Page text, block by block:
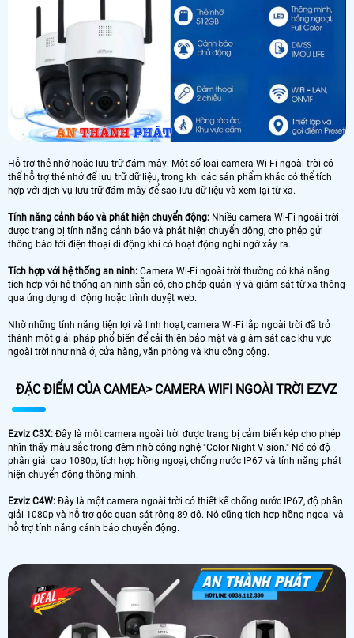
Hỗ trợ thẻ nhớ hoặc lưu trữ đám mây: Một số loại camera Wi-Fi ngoài trời có
thể hỗ trợ thẻ nhớ để lưu trữ dữ liệu, trong khi các sản phẩm khác có thể tích
hợp với dịch vụ lưu trữ đám mây để sao lưu dữ liệu và xem lại từ xa.
Tính năng cảnh báo và phát hiện chuyển động: Nhiều camera Wi-Fi ngoài trời
được trang bị tính năng cảnh báo và phát hiện chuyển động, cho phép gửi
thông báo tới điện thoại di động khi có hoạt động nghi ngờ xảy ra.
Tích hợp với hệ thống an ninh: Camera Wi-Fi ngoài trời thường có khả năng
tích hợp với hệ thống an ninh sẵn có, cho phép quản lý và giám sát từ xa thông
qua ứng dụng di động hoặc trình duyệt web.
Nhờ những tính năng tiện lợi và linh hoạt, camera Wi-Fi lắp ngoài trời đã trở
thành một giải pháp phổ biến để cải thiện bảo mật và giám sát các khu vực
ngoài trời như nhà ở, cửa hàng, văn phòng và khu công cộng.
ĐẶC ĐIỂM CỦA CAMEA> CAMERA WIFI NGOÀI TRỜI EZVZ
Ezviz C3X: Đây là một camera ngoài trời được trang bị cảm biến kép cho phép
nhìn thấy màu sắc trong đêm nhờ công nghệ "Color Night Vision." Nó có độ
phân giải cao 1080p, tích hợp hồng ngoại, chống nước IP67 và tính năng phát
hiện chuyển động thông minh.
Ezviz C4W: Đây là một camera ngoài trời có thiết kế chống nước IP67, độ phân
giải 1080p và hỗ trợ góc quan sát rộng 89 độ. Nó cũng tích hợp hồng ngoại và
hỗ trợ tính năng cảnh báo chuyển động.